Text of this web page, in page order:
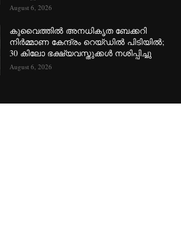
August 6, 2026
കുവൈത്തിൽ അനധികൃത ബേക്കറി
നിർമ്മാണ കേന്ദ്രം റെയ്ഡിൽ പിടിയിൽ;
30 കിലോ ഭക്ഷ്യവസ്തുക്കൾ നശിപ്പിച്ചു
August 6, 2026